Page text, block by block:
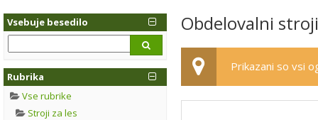
Vsebuje besedilo
Rubrika
Vse rubrike
Stroji za les
Obdelovalni
Prikazani so vsi